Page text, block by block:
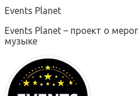
Events Planet
Events Planet – проект о
музыке